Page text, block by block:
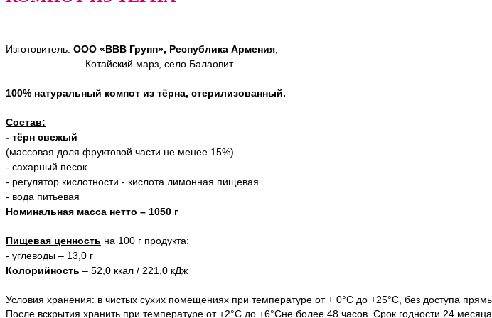
Изготовитель: ООО «ВВВ Групп», Республика Армения
Котайский марз, село Балаовит.
100% натуральный компот из тёрна, стерилизованный.
Состав:
- тёрн свежый
(массовая доля фруктовой части не менее 15%)
- сахарный песок
- регулятор кислотности - кислота лимонная пищевая
- вода питьевая
Номинальная масса нетто – 1050 г
Пищевая ценность на 100 г продукта:
- углеводы – 13,0 г
Колорийность – 52,0 ккал / 221,0 кДж
Условия хранения: в чистых сухих помещениях при температуре от + 0°С до +25°С, без доступа
После вскрытия хранить при температуре от +2°С до +6°Сне более 48 часов. Срок годности 24 месяца.